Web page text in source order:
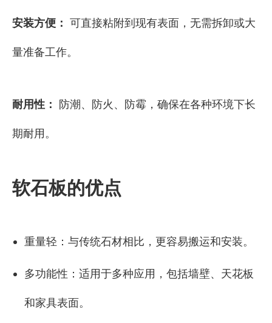
安装方便： 可直接粘附到现有表面，无需拆卸或大
量准备工作。
耐用性： 防潮、防火、防霉，确保在各种环境下长
期耐用。
软石板的优点
重量轻：与传统石材相比，更容易搬运和安装。
多功能性：适用于多种应用，包括墙壁、天花板
和家具表面。